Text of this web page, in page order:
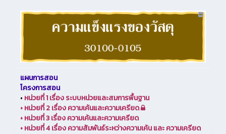
แผนการสอน
โครงการสอน
• หน่วยที่ 1 เรื่อง ระบบหน่วยและสมการพื้นฐาน
•หน่วยที่ 2 เรื่อง ความเค้นและความเครียด
•หน่วยที่ 3 เรื่อง ความเค้นและความเครียด
•หน่วยที่ 4 เรื่อง ความสัมพันธ์ระหว่างความเค้น และ ความเครียด